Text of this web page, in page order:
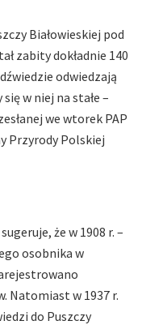
Białowieskiej pod
zabity dokładnie 140
odwiedzają
w niej na stałe –
we wtorek PAP
Przyrody Polskiej
że w 1908 r. –
osobnika w
Natomiast w 1937 r.
do Puszczy